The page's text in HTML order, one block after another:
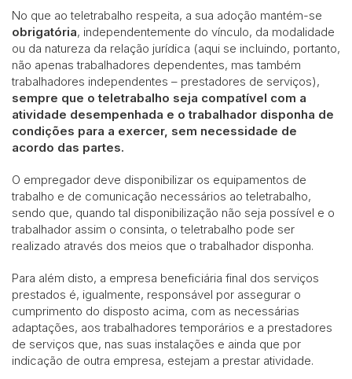
No que ao teletrabalho respeita, a sua adoção mantém-se
obrigatória, independentemente do vínculo, da modalidade
ou da natureza da relação jurídica (aqui se incluindo, portanto,
não apenas trabalhadores dependentes, mas também
trabalhadores independentes – prestadores de serviços),
sempre que o teletrabalho seja compatível com a
atividade desempenhada e o trabalhador disponha de
condições para a exercer, sem necessidade de
acordo das partes.
O empregador deve disponibilizar os equipamentos de
trabalho e de comunicação necessários ao teletrabalho,
sendo que, quando tal disponibilização não seja possível e o
trabalhador assim o consinta, o teletrabalho pode ser
realizado através dos meios que o trabalhador disponha.
Para além disto, a empresa beneficiária final dos serviços
prestados é, igualmente, responsável por assegurar o
cumprimento do disposto acima, com as necessárias
adaptações, aos trabalhadores temporários e a prestadores
de serviços que, nas suas instalações e ainda que por
indicação de outra empresa, estejam a prestar atividade.